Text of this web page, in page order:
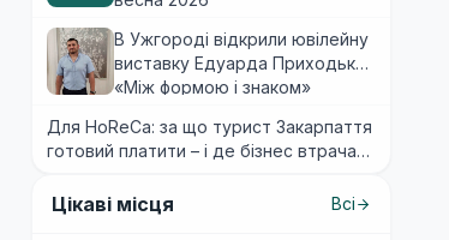
В Ужгороді відкрили ювілейну
виставку Едуарда Приходька
«Між формою і знаком»
Для HoReCa: за що турист Закарпаття
готовий платити – і де бізнес втрачає
Цікаві місця Всі